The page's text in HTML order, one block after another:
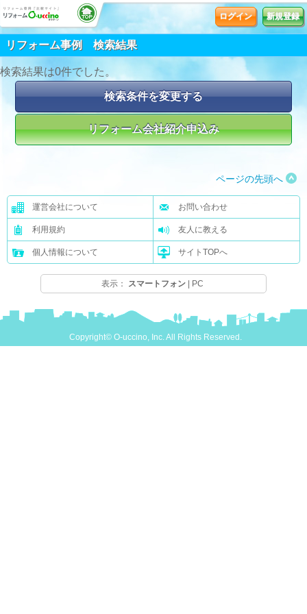
ログイン 新規登録
リフォーム事例 検索結果
検索結果は0件でした。
ページの先頭へ
運営会社について お問い合わせ
利用規約 友人に教える
個人情報について サイトTOPへ
表示： スマートフォン PC
Copyright© O-uccino, Inc. All Rights Reserved.